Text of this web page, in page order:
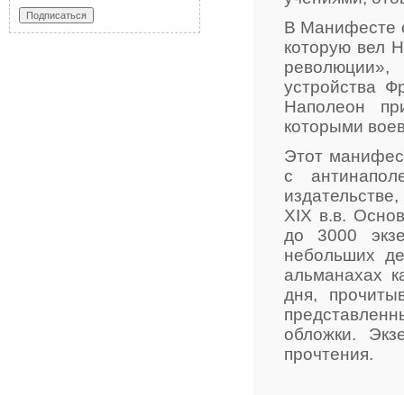
В Манифесте
которую вел
устройства
Наполеон
которыми
Этот
с
XIX в.в.
до 3000
небольших
альманахах
дня,
обложки.
прочтения.